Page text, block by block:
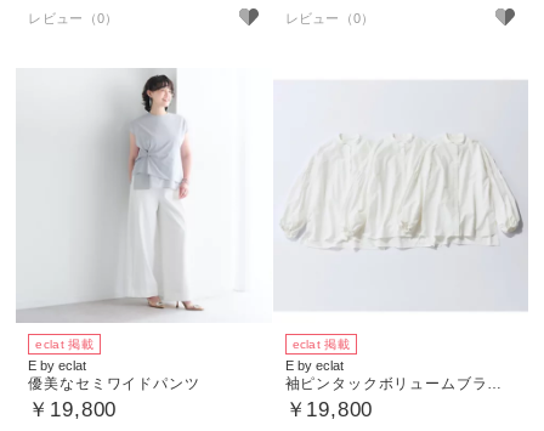
eclat 掲載
E by eclat
優美なセミワイドパンツ
￥19,800
eclat 掲載
E by eclat
袖ピンタックボリュームブラウス
￥19,800